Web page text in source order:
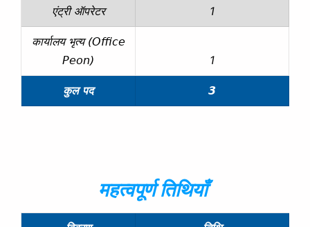
एंट्री ऑपरेटर 1
कार्यालय भृत्य (Office
Peon)
1
कुल पद 3
महत्वपूर्ण तिथियाँ